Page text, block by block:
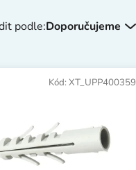
podle:Doporučujeme
Kód: XT_UPP400359